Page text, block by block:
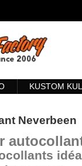
KUSTOM
Neverbeen